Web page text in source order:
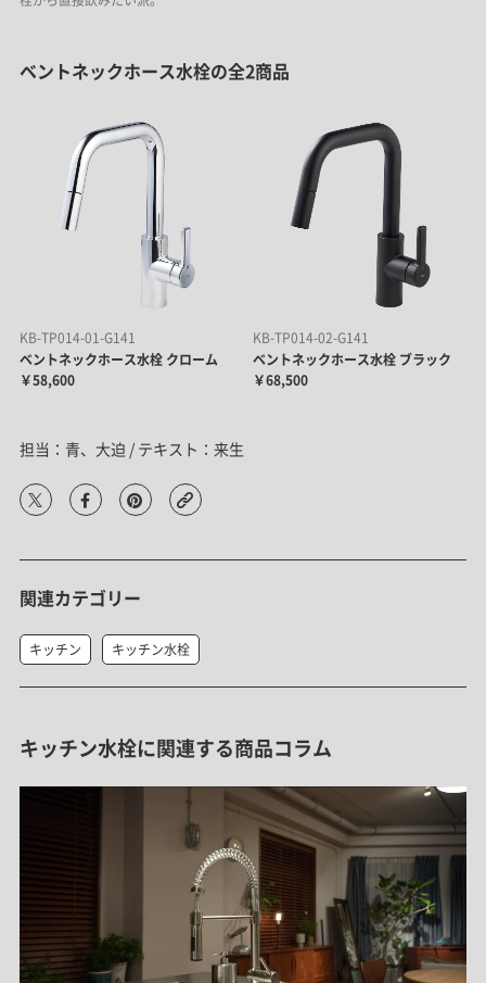
ベントネックホース水栓の全2商品
KB-TP014-01-G141
ベントネックホース水栓 クローム
￥58,600
KB-TP014-02-G141
ベントネックホース水栓 ブラック
￥68,500
担当：青、大迫 / テキスト：来生
関連カテゴリー
キッチン キッチン水栓
キッチン水栓に関連する商品コラム